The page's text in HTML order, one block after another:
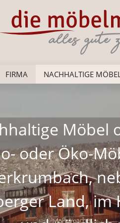
FIRMA NACHHALTIGE
Möbel
oder Öko-
Land, im